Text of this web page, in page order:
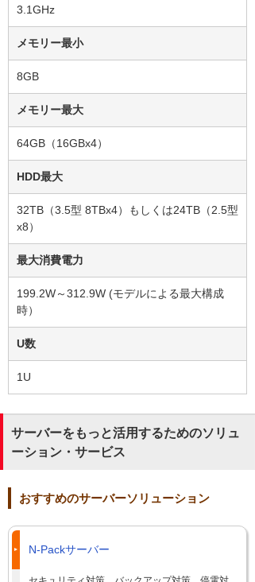
3.1GHz
メモリー最小
8GB
メモリー最大
64GB（16GBx4）
HDD最大
32TB（3.5型 8TBx4）もしくは24TB（2.5型
x8）
最大消費電力
199.2W～312.9W (モデルによる最大構成
時）
U数
1U
サーバーをもっと活用するためのソリュ
ーション・サービス
おすすめのサーバーソリューション
N-Packサーバー